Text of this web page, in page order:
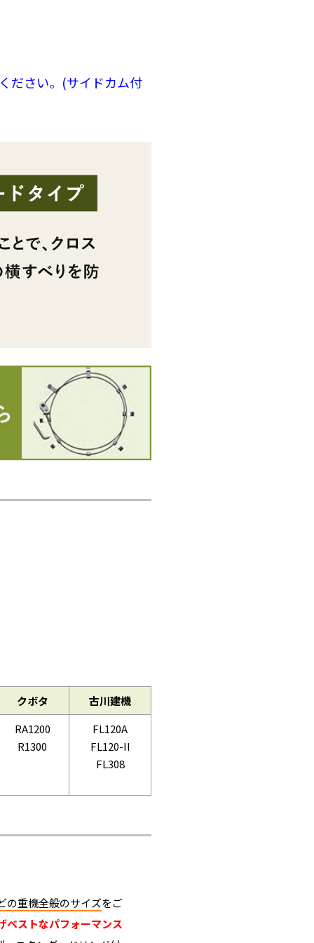
ださい。(サイドカム付
クボタ
古川建機
RA1200
R1300
FL120A
FL120-II
FL308
の重機全般のサイズをご
ベストなパフォーマンス